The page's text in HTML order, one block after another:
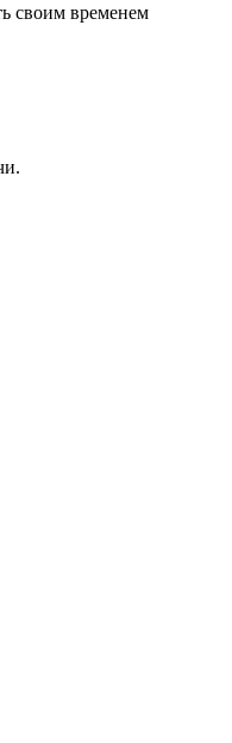
своим временем